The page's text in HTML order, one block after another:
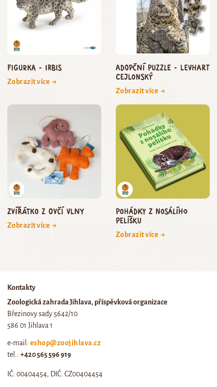
Figurka - irbis
Zobrazit více →
Adopční puzzle - levhart
cejlonský
Zobrazit více →
zvířátko z ovčí vlny
Zobrazit více →
Pohádky z nosálího
pelíšku
Zobrazit více →
Kontakty
Zoologická zahrada Jihlava, příspěvková organizace
Březinovy sady 5642/10
586 01 Jihlava 1
e-mail: eshop@zoojihlava.cz
tel.: +420 565 596 919
IČ: 00404454, DIČ: CZ00404454